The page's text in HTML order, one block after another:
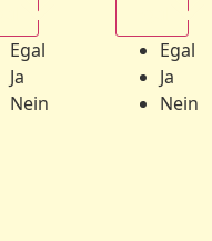
Egal
Ja
Nein
Egal
Ja
Nein